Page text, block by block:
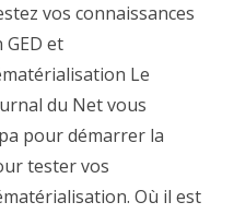
vos connaissances
GED et
Le
du Net vous
pour démarrer la
tester vos
Où il est